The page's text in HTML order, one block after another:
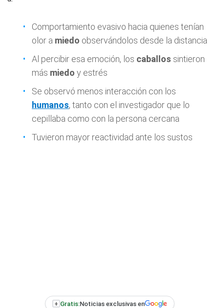
Comportamiento evasivo hacia quienes tenían
olor a miedo observándolos desde la distancia
Al percibir esa emoción, los caballos sintieron
más miedo y estrés
Se observó menos interacción con los
humanos, tanto con el investigador que lo
cepillaba como con la persona cercana
Tuvieron mayor reactividad ante los sustos
+ Gratis:Noticias exclusivas en